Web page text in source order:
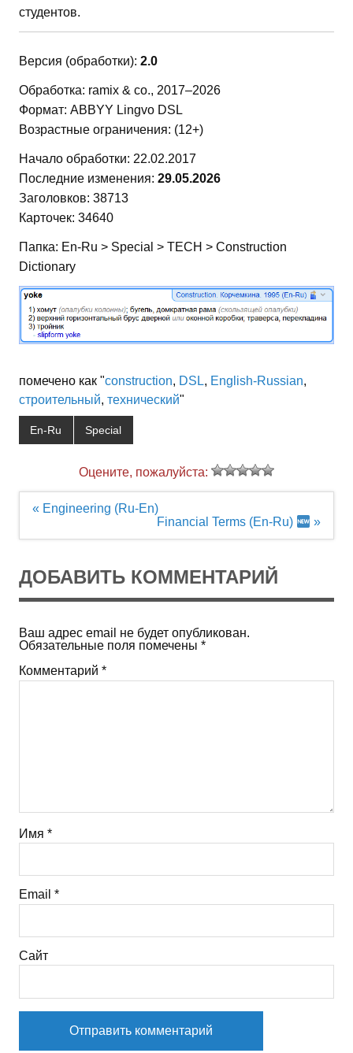
студентов.
Версия (обработки): 2.0
Обработка: ramix & co., 2017–2026
Формат: ABBYY Lingvo DSL
Возрастные ограничения: (12+)
Начало обработки: 22.02.2017
Последние изменения: 29.05.2026
Заголовков: 38713
Карточек: 34640
Папка: En-Ru > Special > TECH > Construction
Dictionary
помечено как "construction, DSL, English-Russian,
строительный, технический"
En-Ru Special
Оцените, пожалуйста:
Навигация
« Engineering (Ru-En)
Financial Terms (En-Ru)
»
ДОБАВИТЬ КОММЕНТАРИЙ
Ваш адрес email не будет опубликован.
Обязательные поля помечены *
Комментарий *
Имя *
Email *
Сайт